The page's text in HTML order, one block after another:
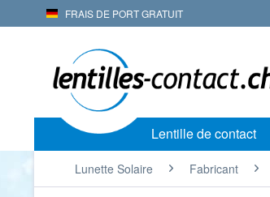
FRAIS DE PORT GRATUIT
Lentille de contact
Lunette Solaire Fabricant